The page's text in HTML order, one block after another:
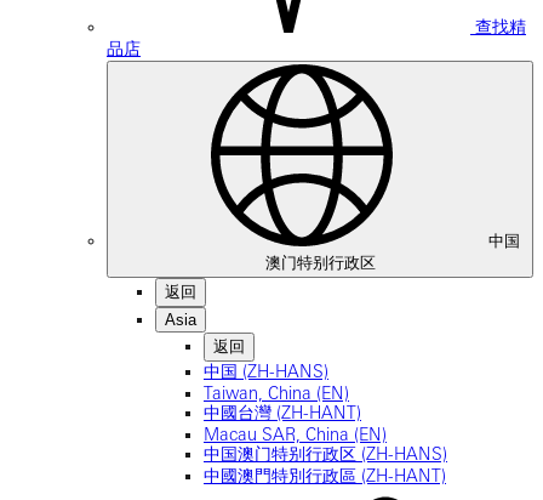
查找精
品店
中国
澳门特别行政区
返回
Asia
返回
中国 (ZH-HANS)
Taiwan, China (EN)
中國台灣 (ZH-HANT)
Macau SAR, China (EN)
中国澳门特别行政区 (ZH-HANS)
中國澳門特別行政區 (ZH-HANT)